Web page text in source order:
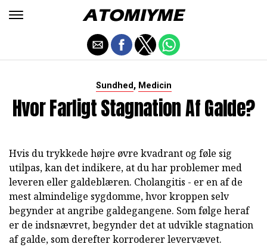
Sundhed, Medicin
Hvor Farligt Stagnation Af Galde?
Hvis du trykkede højre øvre kvadrant og føle sig
utilpas, kan det indikere, at du har problemer med
leveren eller galdeblæren. Cholangitis - er en af de
mest almindelige sygdomme, hvor kroppen selv
begynder at angribe galdegangene. Som følge heraf
er de indsnævret, begynder det at udvikle stagnation
af galde, som derefter korroderer levervævet.